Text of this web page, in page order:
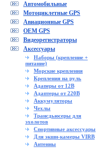
Автомобильные
Мотоциклетные GPS
Авиационные GPS
OEM GPS
Видеорегистраторы
Аксессуары
Наборы (крепление +
питание)
Морские крепления
Крепления на руль
Адаперы от 12В
Адаптеры от 220В
Аккумуляторы
Чехлы
Трансдьюсеры для
эхолотов
Спортивные аксессуары
Для экшн-камеры VIRB
Антенны